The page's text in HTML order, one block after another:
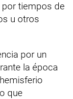
tiempos de
u otros
por un
la época
que